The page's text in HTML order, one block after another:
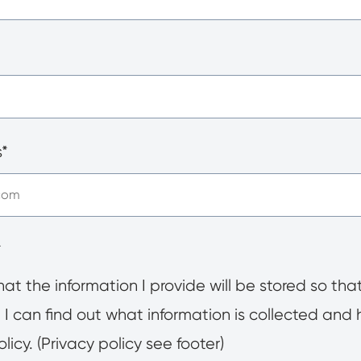
the information I provide will be stored so
can find out what information is collected and
(Privacy policy see footer)